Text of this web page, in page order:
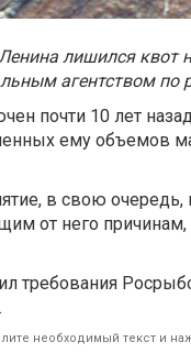
лишился
агентством по
почти 10 лет
ему объемов
в свою очередь,
от него
требования
необходимый текст и